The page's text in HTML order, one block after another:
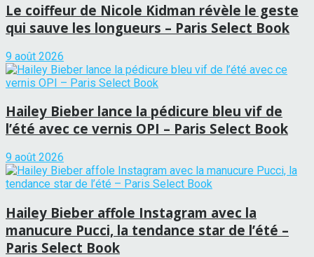
Le coiffeur de Nicole Kidman révèle le geste
qui sauve les longueurs – Paris Select Book
9 août 2026
Hailey Bieber lance la pédicure bleu vif de
l’été avec ce vernis OPI – Paris Select Book
9 août 2026
Hailey Bieber affole Instagram avec la
manucure Pucci, la tendance star de l’été –
Paris Select Book